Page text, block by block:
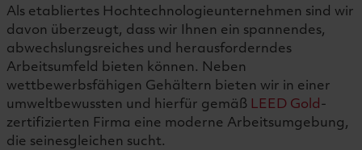
Als etabliertes Hochtechnologieunternehmen sind wir
davon überzeugt, dass wir Ihnen ein spannendes,
abwechslungsreiches und herausforderndes
Arbeitsumfeld bieten können. Neben
wettbewerbsfähigen Gehältern bieten wir in einer
umweltbewussten und hierfür gemäß LEED Gold-
zertifizierten Firma eine moderne Arbeitsumgebung,
die seinesgleichen sucht.